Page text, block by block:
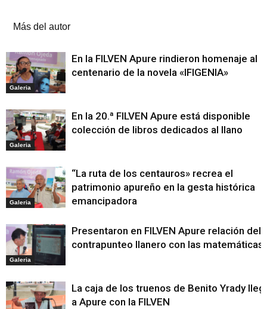
Más del autor
Galeria
En la FILVEN Apure rindieron homenaje al
centenario de la novela «IFIGENIA»
Galeria
En la 20.ª FILVEN Apure está disponible
colección de libros dedicados al llano
Galeria
“La ruta de los centauros» recrea el
patrimonio apureño en la gesta histórica
emancipadora
Galeria
Presentaron en FILVEN Apure relación del
contrapunteo llanero con las matemáticas
La caja de los truenos de Benito Yrady
a Apure con la FILVEN